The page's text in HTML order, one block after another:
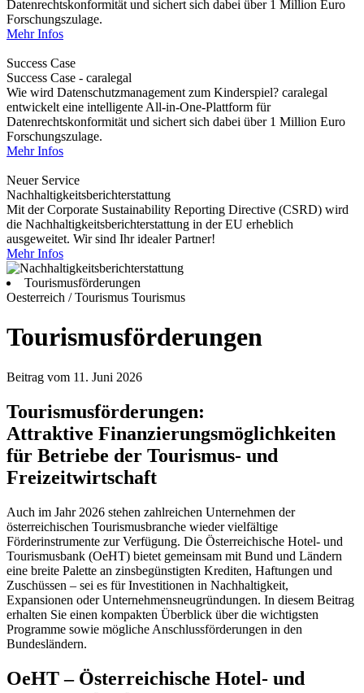
Datenrechtskonformität und sichert sich dabei über 1 Million Euro
Forschungszulage.
Mehr Infos
Success Case
Success Case - caralegal
Wie wird Datenschutzmanagement zum Kinderspiel? caralegal
entwickelt eine intelligente All-in-One-Plattform für
Datenrechtskonformität und sichert sich dabei über 1 Million Euro
Forschungszulage.
Mehr Infos
Neuer Service
Nachhaltigkeitsberichterstattung
Mit der Corporate Sustainability Reporting Directive (CSRD) wird
die Nachhaltigkeitsberichterstattung in der EU erheblich
ausgeweitet. Wir sind Ihr idealer Partner!
Mehr Infos
Tourismusförderungen
Oesterreich / Tourismus Tourismus
Tourismusförderungen
Beitrag vom 11. Juni 2026
Tourismusförderungen:
Attraktive Finanzierungsmöglichkeiten
für Betriebe der Tourismus- und
Freizeitwirtschaft
Auch im Jahr 2026 stehen zahlreichen Unternehmen der
österreichischen Tourismusbranche wieder vielfältige
Förderinstrumente zur Verfügung. Die Österreichische Hotel- und
Tourismusbank (OeHT) bietet gemeinsam mit Bund und Ländern
eine breite Palette an zinsbegünstigten Krediten, Haftungen und
Zuschüssen – sei es für Investitionen in Nachhaltigkeit,
Expansionen oder Unternehmensneugründungen. In diesem Beitrag
erhalten Sie einen kompakten Überblick über die wichtigsten
Programme sowie mögliche Anschlussförderungen in den
Bundesländern.
OeHT – Österreichische Hotel- und